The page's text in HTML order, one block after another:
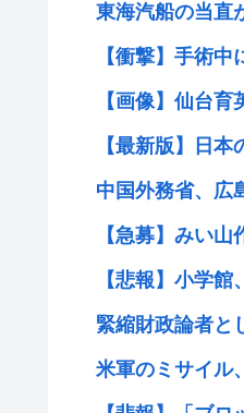
東海汽船の当直
【衝撃】手術
【画像】仙台
【最新版】日
中国外務省、広
【急募】みい
【悲報】小学
緊縮財政論者と
米軍のミサイル